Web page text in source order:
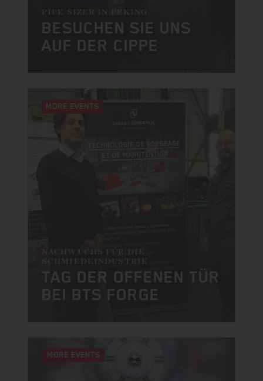
PIPE SIZER IN PEKING
BESUCHEN SIE UNS
AUF DER CIPPE
MORE EVENTS
NACHWUCHS FÜR DIE
SCHMIEDEINDUSTRIE
TAG DER OFFENEN TÜR
BEI BTS FORGE
MORE EVENTS